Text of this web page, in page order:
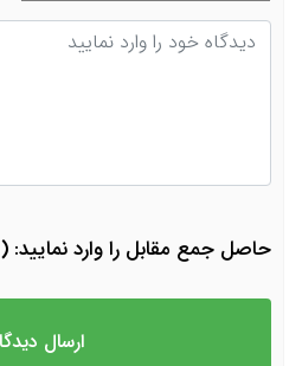
دیدگاه
حاصل جمع مقابل را وارد نمایید: (5 + 4)